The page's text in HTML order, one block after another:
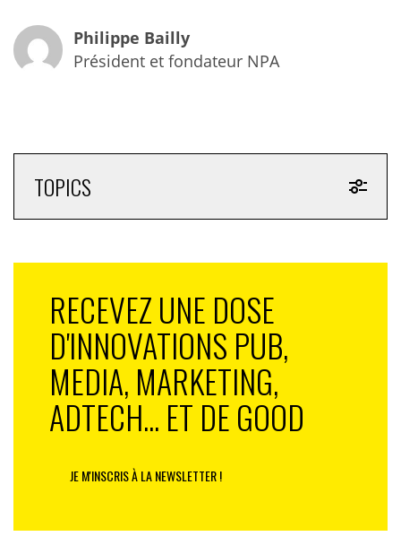
Philippe Bailly
Président et fondateur NPA
TOPICS
RECEVEZ UNE DOSE
D'INNOVATIONS PUB,
MEDIA, MARKETING,
ADTECH... ET DE GOOD
JE M'INSCRIS À LA NEWSLETTER !